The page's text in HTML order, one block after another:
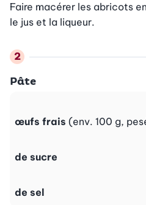
Faire macérer les abricots
le jus et la liqueur.
Pâte
œufs frais (env. 100 g,
de sucre
de sel